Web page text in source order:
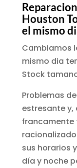
Houston
el mismo
Cambiamos
mismo dia
Stock
Problemas
estresante y,
francamente
sus horarios
día y noche